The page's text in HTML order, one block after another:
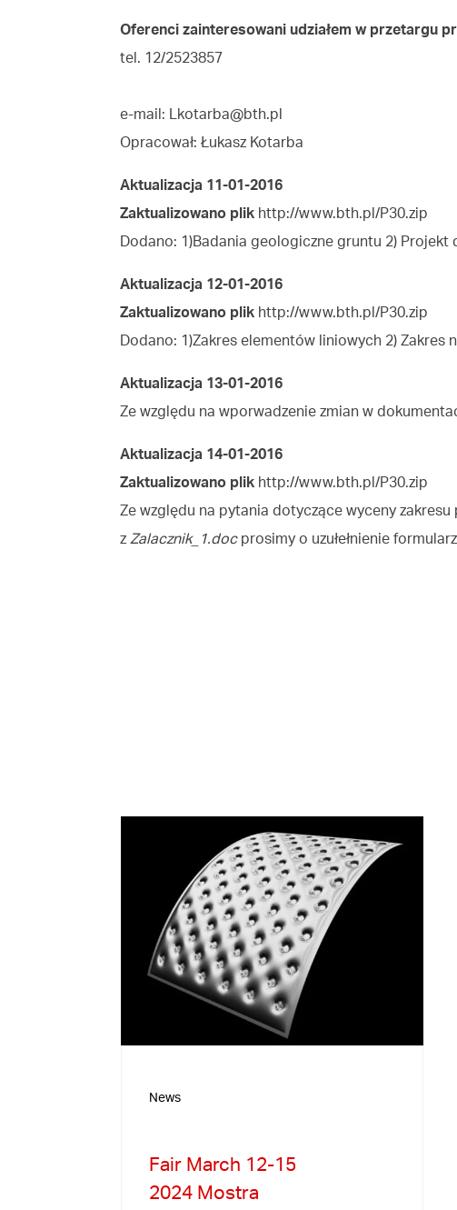
Oferenci zainteresowani udziałem w przetargu
tel. 12/2523857
e-mail:
Lkotarba@bth.pl
Opracował: Łukasz Kotarba
Aktualizacja 11-01-2016
Zaktualizowano plik http://www.bth.pl/P30.zip
Dodano: 1)Badania geologiczne gruntu 2)
Aktualizacja 12-01-2016
Zaktualizowano plik http://www.bth.pl/P30.zip
Dodano: 1)Zakres elementów liniowych 2) Zakres
Aktualizacja 13-01-2016
Ze względu na wporwadzenie zmian w
Aktualizacja 14-01-2016
Zaktualizowano plik http://www.bth.pl/P30.zip
Ze względu na pytania dotyczące wyceny
z Zalacznik_1.docprosimy o uzułełnienie
News
Fair March 12-15
2024 Mostra